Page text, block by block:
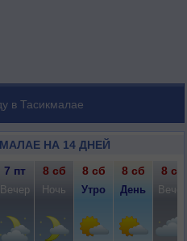
в Тасикмалае
НА 14 ДНЕЙ
7 пт 8 сб 8 сб 8 сб 8 сб
Вечер Ночь Утро День Вечер